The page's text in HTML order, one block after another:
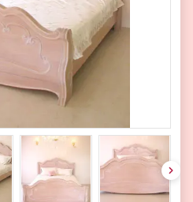
nex
t